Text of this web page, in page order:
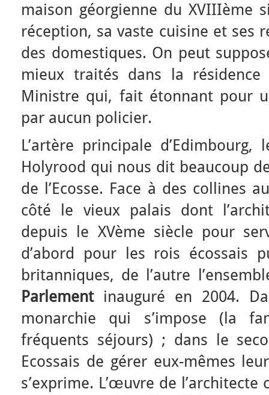
maison géorgienne du XVIIIème
réception, sa vaste cuisine et ses
des domestiques. On peut
mieux traités dans la
Ministre qui, fait étonnant pour
par aucun policier.
L’artère principale
Holyrood qui nous dit beaucoup
de l’Ecosse. Face à des collines
côté le vieux palais dont
depuis le XVème siècle pour
d’abord pour les rois écossais
britanniques, de l’autre
Parlementinauguré en 2004.
monarchie qui s’impose (la
fréquents séjours) ; dans le
Ecossais de gérer eux-mêmes
s’exprime. L’œuvre de